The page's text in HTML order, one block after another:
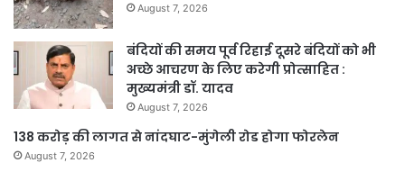
August 7, 2026
बंदियों की समय पूर्व रिहाई दूसरे बंदियों को भी
अच्छे आचरण के लिए करेगी प्रोत्साहित :
मुख्यमंत्री डॉ. यादव
August 7, 2026
138 करोड़ की लागत से नांदघाट-मुंगेली रोड होगा फोरलेन
August 7, 2026